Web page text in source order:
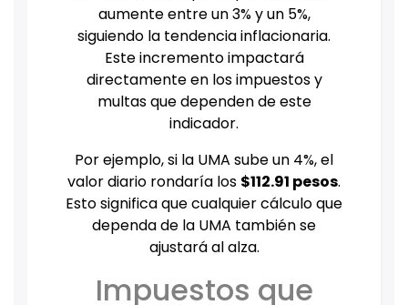
aumente entre un 3% y un 5%,
siguiendo la tendencia inflacionaria.
Este incremento impactará
directamente en los impuestos y
multas que dependen de este
indicador.
Por ejemplo, si la UMA sube un 4%, el
valor diario rondaría los $112.91 pesos.
Esto significa que cualquier cálculo que
dependa de la UMA también se
ajustará al alza.
Impuestos que